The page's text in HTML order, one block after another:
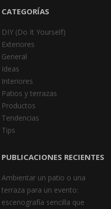
CATEGORÍAS
DIY (Do It Yourself)
Exteriores
General
Ideas
Interiores
Patios y terrazas
Productos
Tendencias
Tips
PUBLICACIONES RECIENTES
Ambientar un patio o una
terraza para un evento:
escenografía sencilla que